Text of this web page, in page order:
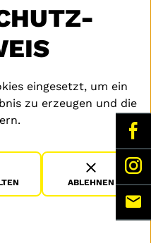
eingesetzt, um ein
zu erzeugen und die
ABLEHNEN
RECHTLICHES
Datenschutz
Impressum
F
I
M